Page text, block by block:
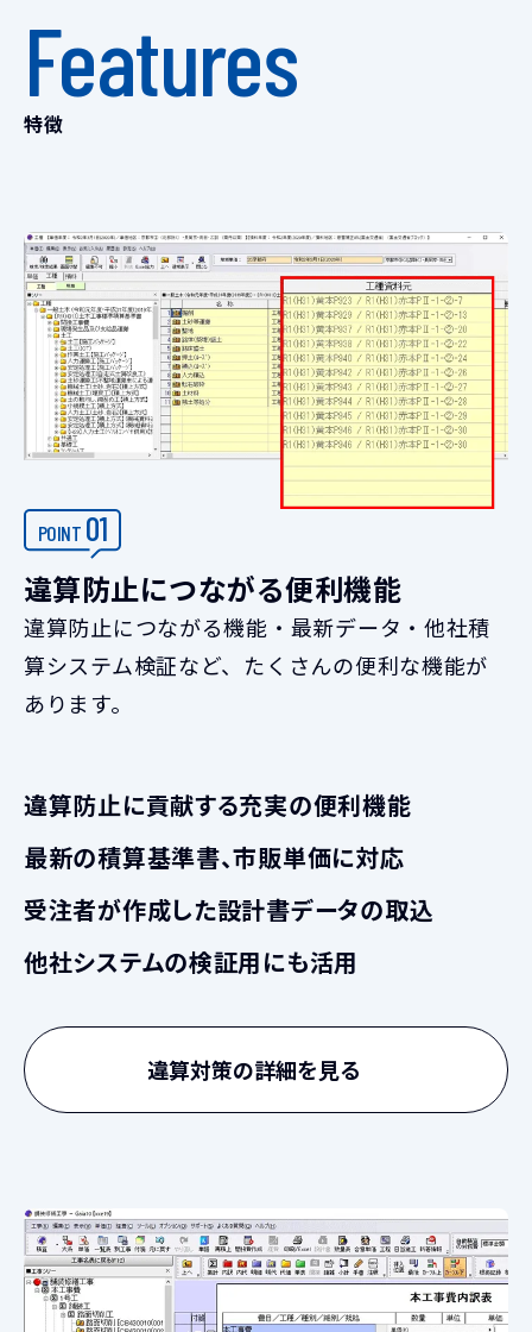
Features
特徴
POINT 01
違算防止につながる便利機能
違算防止につながる機能・最新データ・他社積
算システム検証など、たくさんの便利な機能が
あります。
違算防止に貢献する充実の便利機能
最新の積算基準書、市販単価に対応
受注者が作成した設計書データの取込
他社システムの検証用にも活用
違算対策の詳細を見る